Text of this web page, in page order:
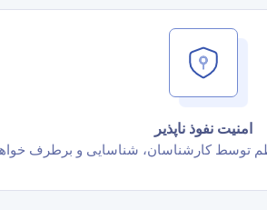
امنیت نفوذ ناپذیر
توسط کارشناسان، شناسایی و برطرف